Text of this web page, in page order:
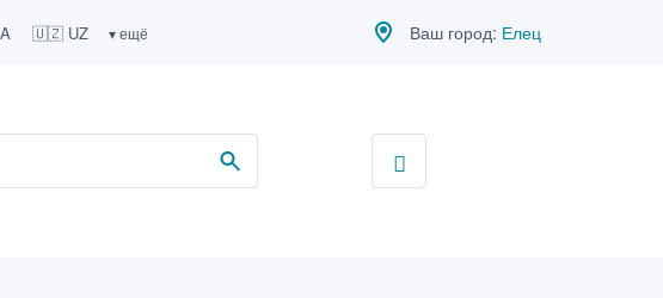
🇺🇿 UZ ▾ ещё Ваш город: Елец